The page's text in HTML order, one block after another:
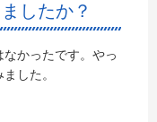
したか？
かったです。やっ
した。